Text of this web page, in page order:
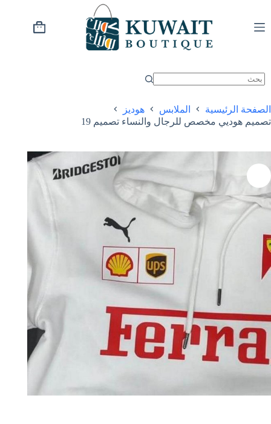
المحتوى
عربة
الصفحة الرئيسية الملابس
هوديز
تصميم هوديي مخصص للرجال والنساء تصميم 19